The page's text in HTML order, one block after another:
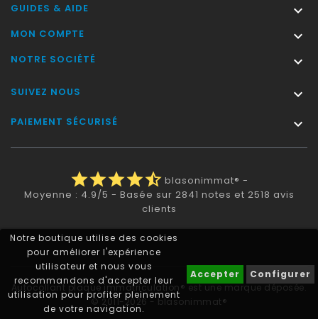
Notre boutique utilise des cookies
pour améliorer l'expérience
utilisateur et nous vous
recommandons d'accepter leur
utilisation pour profiter pleinement
de votre navigation.
Accepter Configurer
GUIDES & AIDE 
MON COMPTE 
NOTRE SOCIÉTÉ 
SUIVEZ NOUS 
PAIEMENT SÉCURISÉ 
starstarstarstarstar_half blasonimmat® -
Moyenne : 4.9/5 - Basée sur 2841 notes et 2518 avis
clients
Autocollant plaque immatriculation® est une marque déposée.
© 2011-2026 - blasonimmat®